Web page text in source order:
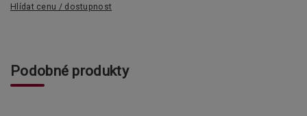
Hlídat cenu / dostupnost
Podobné produkty